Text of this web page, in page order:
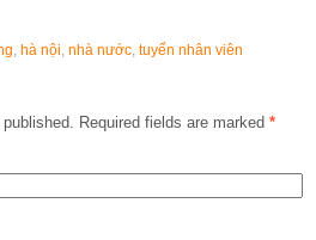
hà nội nhà nước tuyển nhân viên
Required fields are marked *